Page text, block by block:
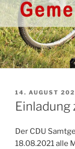
AM
14. AUGUST
Einladung
Der CDU
18.08.2021 alle